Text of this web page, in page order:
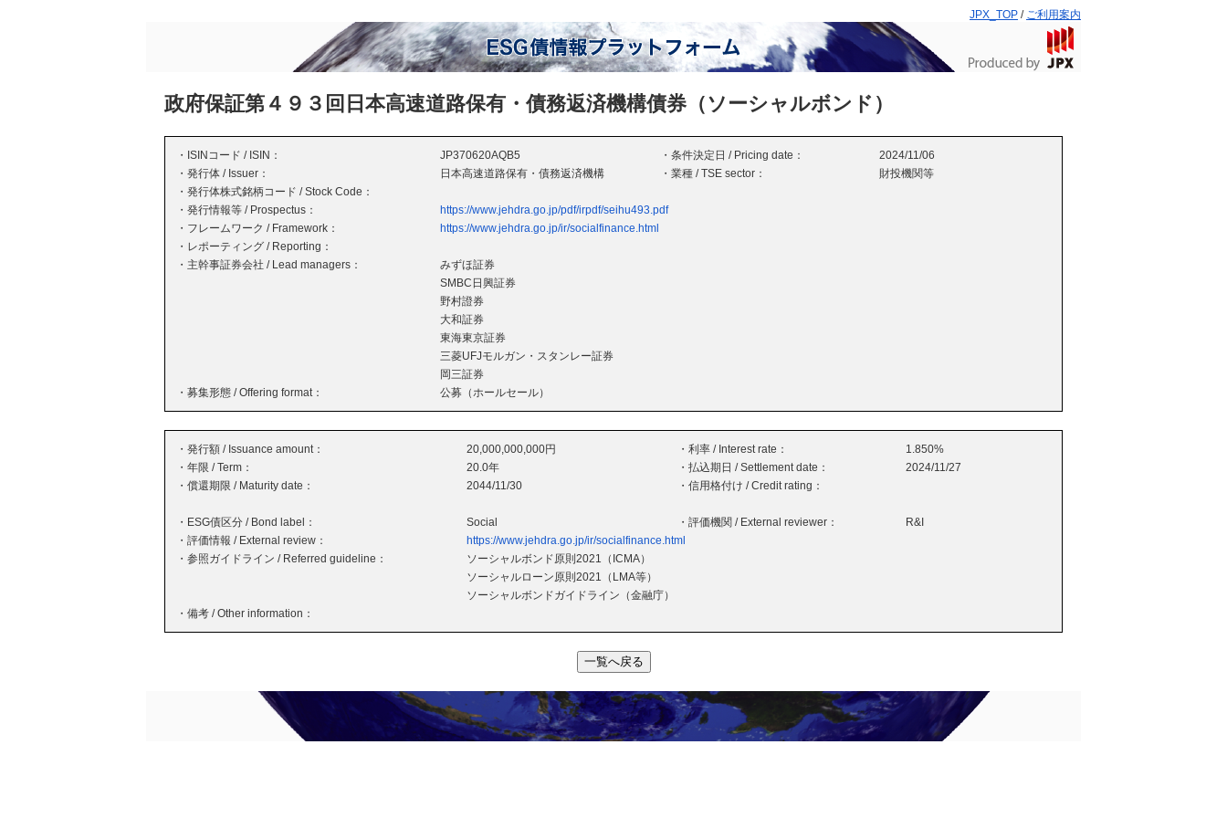
JPX_TOP / ご利用案内
政府保証第４９３回日本高速道路保有・債務返済機構債券（ソーシャルボンド）
・ISINコード / ISIN： JP370620AQB5 ・条件決定日 / Pricing date：
2024/11/06
・発行体 / Issuer：
日本高速道路保有・債務返済機構 ・業種 / TSE sector：
財投機関等
・発行体株式銘柄コード / Stock Code：
・発行情報等 / Prospectus：
https://www.jehdra.go.jp/pdf/irpdf/seihu493.pdf
・フレームワーク / Framework：
https://www.jehdra.go.jp/ir/socialfinance.html
・レポーティング / Reporting：
・主幹事証券会社 / Lead managers：
みずほ証券
SMBC日興証券
野村證券
大和証券
東海東京証券
三菱UFJモルガン・スタンレー証券
岡三証券
・募集形態 / Offering format：
公募（ホールセール）
・発行額 / Issuance amount： 20,000,000,000円 ・利率 / Interest rate：
1.850%
・年限 / Term：
20.0年 ・払込期日 / Settlement date：
2024/11/27
・償還期限 / Maturity date：
2044/11/30 ・信用格付け / Credit rating：
・ESG債区分 / Bond label： Social ・評価機関 / External reviewer：
R&I
・評価情報 / External review：
https://www.jehdra.go.jp/ir/socialfinance.html
・参照ガイドライン / Referred guideline：
ソーシャルボンド原則2021（ICMA）
ソーシャルローン原則2021（LMA等）
ソーシャルボンドガイドライン（金融庁）
・備考 / Other information：
一覧へ戻る